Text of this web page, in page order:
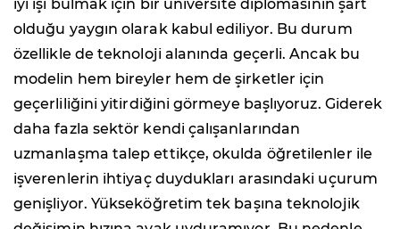
iyi işi bulmak için bir üniversite diplomasının şart
olduğu yaygın olarak kabul ediliyor. Bu durum
özellikle de teknoloji alanında geçerli. Ancak bu
modelin hem bireyler hem de şirketler için
geçerliliğini yitirdiğini görmeye başlıyoruz. Giderek
daha fazla sektör kendi çalışanlarından
uzmanlaşma talep ettikçe, okulda öğretilenler ile
işverenlerin ihtiyaç duydukları arasındaki uçurum
genişliyor. Yükseköğretim tek başına teknolojik